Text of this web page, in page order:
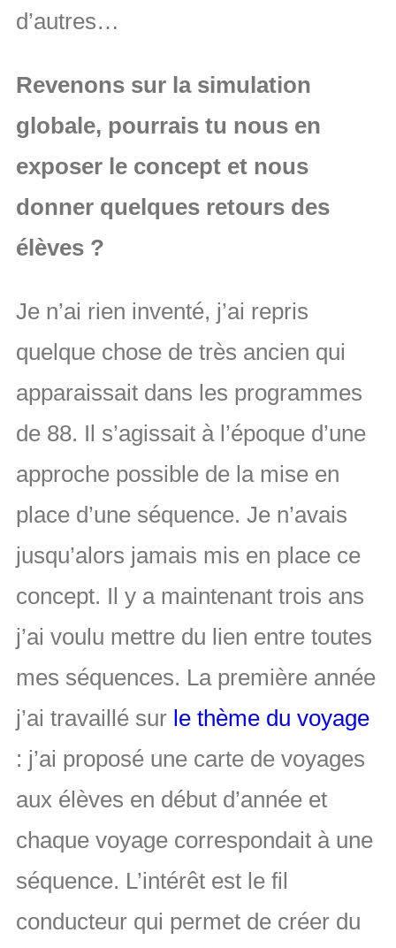
d’autres…
Revenons sur la simulation
globale, pourrais tu nous en
exposer le concept et nous
donner quelques retours des
élèves ?
Je n’ai rien inventé, j’ai repris
quelque chose de très ancien qui
apparaissait dans les programmes
de 88. Il s’agissait à l’époque d’une
approche possible de la mise en
place d’une séquence. Je n’avais
jusqu’alors jamais mis en place ce
concept. Il y a maintenant trois ans
j’ai voulu mettre du lien entre toutes
mes séquences. La première année
j’ai travaillé sur le thème du voyage
: j’ai proposé une carte de voyages
aux élèves en début d’année et
chaque voyage correspondait à une
séquence. L’intérêt est le fil
conducteur qui permet de créer du